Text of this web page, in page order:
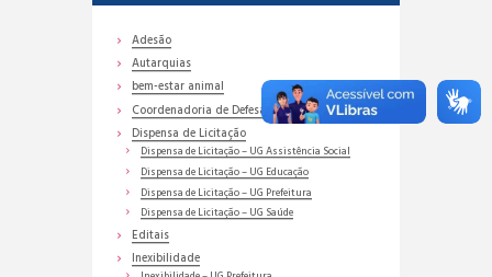
Adesão
Autarquias
bem-estar animal
Coordenadoria de Defesa Civil
Dispensa de Licitação
Dispensa de Licitação – UG Assistência Social
Dispensa de Licitação – UG Educação
Dispensa de Licitação – UG Prefeitura
Dispensa de Licitação – UG Saúde
Editais
Inexibilidade